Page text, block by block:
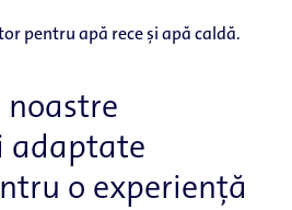
pentru apă rece și apă caldă.
noastre
adaptate
o experiență